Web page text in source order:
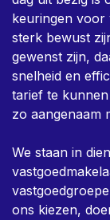
keuringen voor
sterk bewust
gewenst zijn,
snelheid en
tarief te
zo aangenaam
We staan in
ons kiezen,